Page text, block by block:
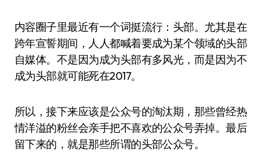
内容圈子里最近有一个词挺流行：头部。尤其是在
跨年宣誓期间，人人都喊着要成为某个领域的头部
自媒体。不是因为成为头部有多风光，而是因为不
成为头部就可能死在2017。
所以，接下来应该是公众号的淘汰期，那些曾经热
情洋溢的粉丝会亲手把不喜欢的公众号弄掉。最后
留下来的，就是那些所谓的头部公众号。